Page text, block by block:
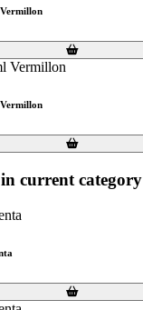
current category